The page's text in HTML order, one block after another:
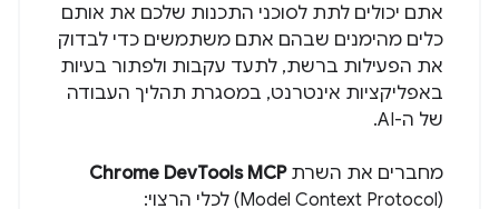
אתם יכולים לתת לסוכני התכנות שלכם את אותם
כלים מהימנים שבהם אתם משתמשים כדי לבדוק
את הפעילות ברשת, לתעד עקבות ולפתור בעיות
באפליקציות אינטרנט, במסגרת תהליך העבודה
של ה-AI.
מחברים את השרתChrome DevTools MCP
(Model Context Protocol) לכלי הרצוי: